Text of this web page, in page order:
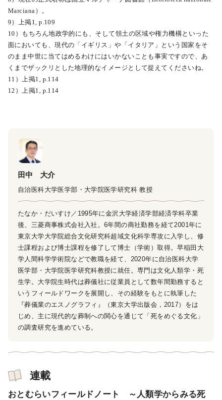
Marciana）。
9）上掲1, p.109
10）もちろん地政学的にも、そして領土の区域や権力機構といった
面においても、現代の「イギリス」や「イタリア」という国家をそ
のまま中世に当てはめるわけにはいかないことも事実ですので、あ
くまでザックリとした地理的なイメージとして捉えてくださいね。
11）上掲1, p.114
12）上掲1, p.114
田中 大介
自治医科大学医学部・大学院医学研究科 教授
たなか・だいすけ／1995年に金沢大学経済学部経済学科卒業
後、三菱商事株式会社入社。6年間の商社勤務を経て2001年に
東京大学大学院総合文化研究科超域文化科学専攻に入学し、修
士課程および博士課程を修了して博士（学術）取得。早稲田大
学人間科学学術院などで教職を経て、2020年に自治医科大学
医学部・大学院医学研究科教授に就任。専門は文化人類学・死
生学。大学院生時代は葬儀社に従業員として数年間勤務すると
いうフィールドワークを展開し、その経験をもとに執筆した
『葬儀業のエスノグラフィ』（東京大学出版会，2017）をは
じめ、主に現代的な葬制への関心を通じて「死をめぐる文化」
の調査研究を進めている。
連載
おとむらいフィールドノート ～人類学からみる死